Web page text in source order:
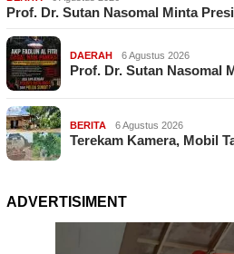
Prof. Dr. Sutan Nasomal Minta
DAERAH 6 Agustus 2026
Prof. Dr. Sutan Nasomal
BERITA 6 Agustus 2026
Terekam Kamera, Mobil
ADVERTISIMENT